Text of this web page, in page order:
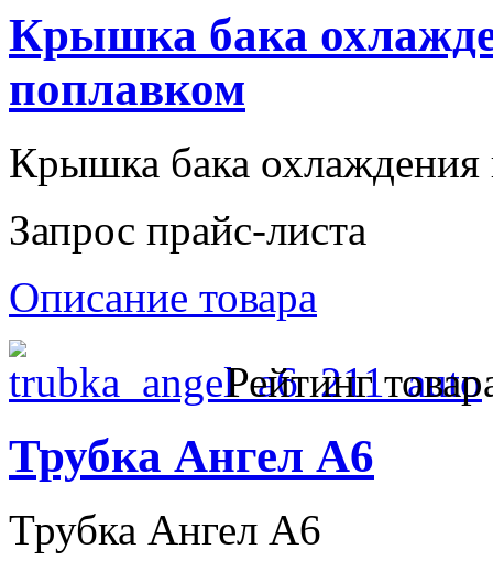
Крышка бака
поплавком
Крышка бака охлаждения
Запрос прайс-листа
Описание товара
Рейтинг
Трубка Ангел А6
Трубка Ангел А6